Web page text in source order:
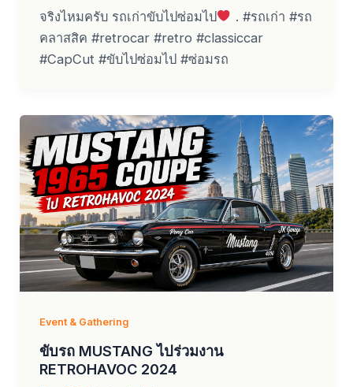
จริงไหมครับ รถเก่าขับไปซ่อมไป
. #รถเก่า #รถ
คลาสสิค #retrocar #retro #classiccar
#CapCut #ขับไปซ่อมไป #ซ่อมรถ
Event & Gathering
ขับรถ MUSTANG ไปร่วมงาน
RETROHAVOC 2024